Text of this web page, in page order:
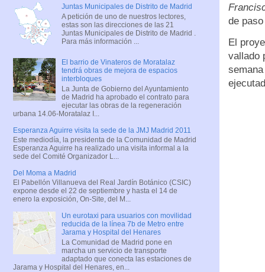
de
El
vallado
Juntas Municipales de Distrito de Madrid
A petición de uno de nuestros lectores,
estas son las direcciones de las 21
Juntas Municipales de Distrito de Madrid .
Para más información ...
El barrio de Vinateros de Moratalaz
tendrá obras de mejora de espacios
interbloques
La Junta de Gobierno del Ayuntamiento
de Madrid ha aprobado el contrato para
ejecutar las obras de la regeneración
urbana 14.06-Moratalaz I...
Esperanza Aguirre visita la sede de la JMJ Madrid 2011
Este mediodía, la presidenta de la Comunidad de Madrid
Esperanza Aguirre ha realizado una visita informal a la
sede del Comité Organizador L...
Del Moma a Madrid
El Pabellón Villanueva del Real Jardín Botánico (CSIC)
expone desde el 22 de septiembre y hasta el 14 de
enero la exposición, On-Site, del M...
Un eurotaxi para usuarios con movilidad
reducida de la línea 7b de Metro entre
Jarama y Hospital del Henares
La Comunidad de Madrid pone en
marcha un servicio de transporte
adaptado que conecta las estaciones de
Jarama y Hospital del Henares, en...